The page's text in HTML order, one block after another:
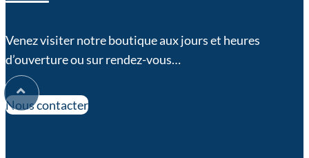
Venez visiter notre boutique aux jours et heures
d’ouverture ou sur rendez-vous…
Nous contacter